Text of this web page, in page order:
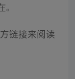
链接来阅读